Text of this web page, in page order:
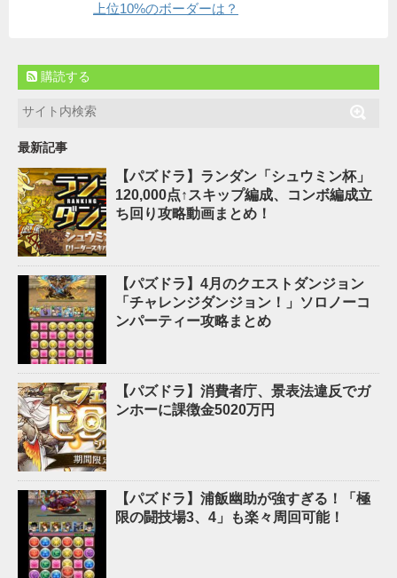
上位10%のボーダーは？
購読する
最新記事
【パズドラ】ランダン「シュウミン杯」
120,000点↑スキップ編成、コンボ編成立
ち回り攻略動画まとめ！
【パズドラ】4月のクエストダンジョン
「チャレンジダンジョン！」ソロノーコ
ンパーティー攻略まとめ
【パズドラ】消費者庁、景表法違反でガ
ンホーに課徴金5020万円
【パズドラ】浦飯幽助が強すぎる！「極
限の闘技場3、4」も楽々周回可能！